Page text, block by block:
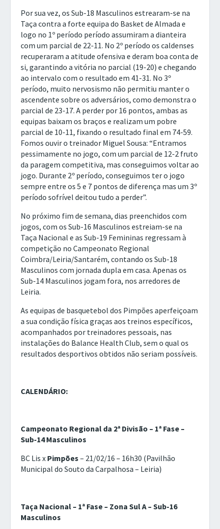
Por sua vez, os Sub-18 Masculinos estrearam-se na
Taça contra a forte equipa do Basket de Almada e
logo no 1º período período assumiram a dianteira
com um parcial de 22-11. No 2º período os caldenses
recuperaram a atitude ofensiva e deram boa conta de
si, garantindo a vitória no parcial (19-20) e chegando
ao intervalo com o resultado em 41-31. No 3º
período, muito nervosismo não permitiu manter o
ascendente sobre os adversários, como demonstra o
parcial de 23-17. A perder por 16 pontos, ambas as
equipas baixam os braços e realizam um pobre
parcial de 10-11, fixando o resultado final em 74-59.
Fomos ouvir o treinador Miguel Sousa: “Entramos
pessimamente no jogo, com um parcial de 12-2 fruto
da paragem competitiva, mas conseguimos voltar ao
jogo. Durante 2º período, conseguimos ter o jogo
sempre entre os 5 e 7 pontos de diferença mas um 3º
período sofrível deitou tudo a perder”.
No próximo fim de semana, dias preenchidos com
jogos, com os Sub-16 Masculinos estreiam-se na
Taça Nacional e as Sub-19 Femininas regressam à
competição no Campeonato Regional
Coimbra/Leiria/Santarém, contando os Sub-18
Masculinos com jornada dupla em casa. Apenas os
Sub-14 Masculinos jogam fora, nos arredores de
Leiria.
As equipas de basquetebol dos Pimpões aperfeiçoam
a sua condição física graças aos treinos específicos,
acompanhados por treinadores pessoais, nas
instalações do Balance Health Club, sem o qual os
resultados desportivos obtidos não seriam possíveis.
CALENDÁRIO:
Campeonato Regional da 2ª Divisão – 1ª Fase –
Sub-14 Masculinos
BC Lis x Pimpões – 21/02/16 – 16h30 (Pavilhão
Municipal do Souto da Carpalhosa – Leiria)
Taça Nacional – 1ª Fase – Zona Sul A – Sub-16
Masculinos